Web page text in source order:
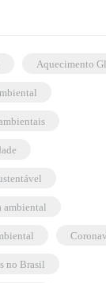
Aquecimento
ambiental
no Brasil